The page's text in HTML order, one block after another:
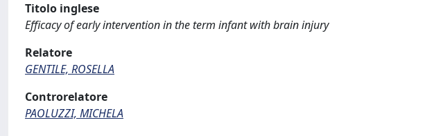
Titolo inglese
Efficacy of early intervention in the term infant with brain injury
Relatore
GENTILE, ROSELLA
Controrelatore
PAOLUZZI, MICHELA